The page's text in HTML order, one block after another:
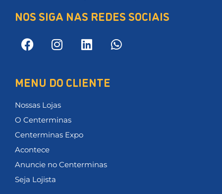
NOS SIGA NAS REDES SOCIAIS
MENU DO CLIENTE
Nossas Lojas
O Centerminas
Centerminas Expo
Acontece
Anuncie no Centerminas
Seja Lojista